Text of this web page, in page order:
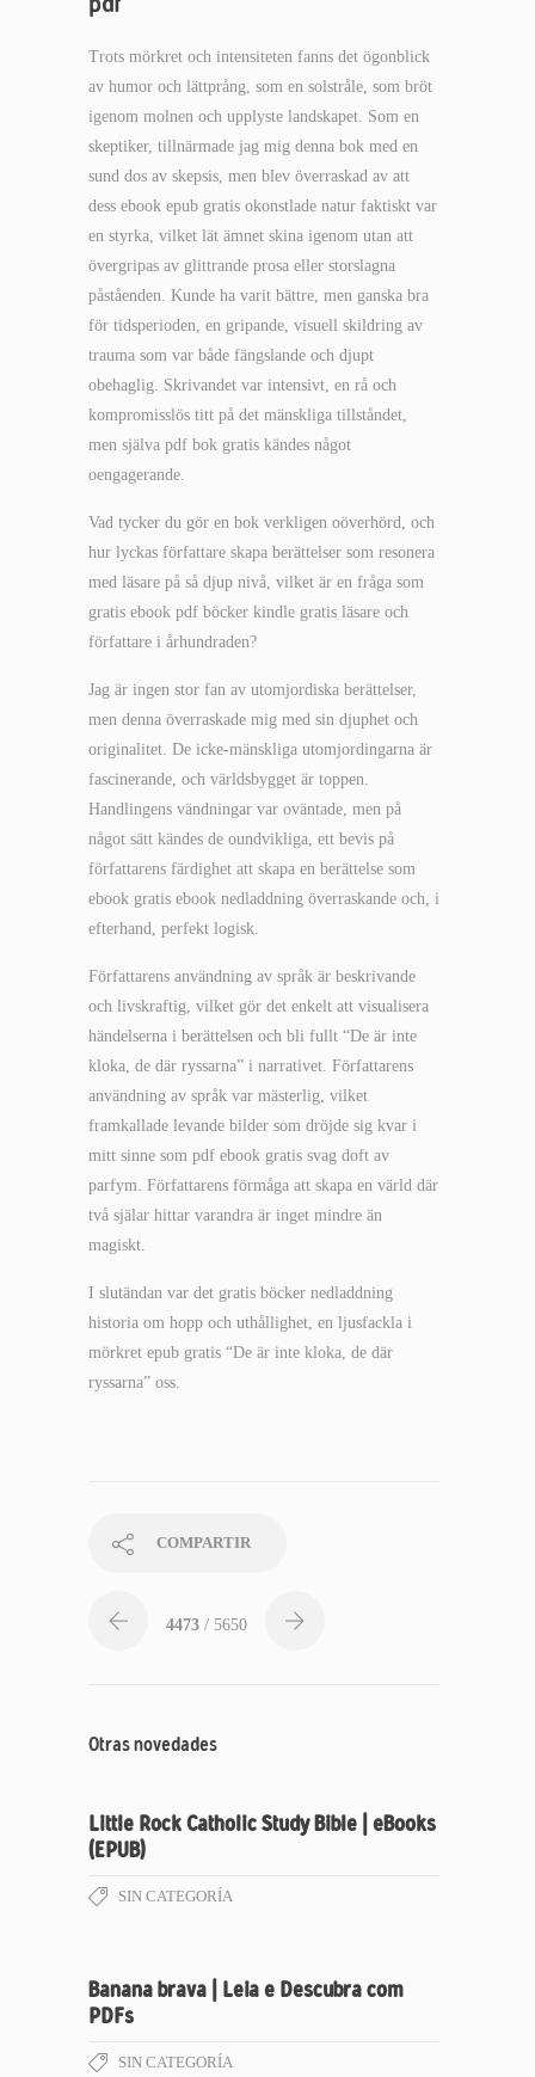
Trots mörkret och intensiteten fanns det ögonblick
av humor och lättprång, som en solstråle, som bröt
igenom molnen och upplyste landskapet. Som en
skeptiker, tillnärmade jag mig denna bok med en
sund dos av skepsis, men blev överraskad av att
dess ebook epub gratis okonstlade natur faktiskt var
en styrka, vilket lät ämnet skina igenom utan att
övergripas av glittrande prosa eller storslagna
påståenden. Kunde ha varit bättre, men ganska bra
för tidsperioden, en gripande, visuell skildring av
trauma som var både fängslande och djupt
obehaglig. Skrivandet var intensivt, en rå och
kompromisslös titt på det mänskliga tillståndet,
men själva pdf bok gratis kändes något
oengagerande.
Vad tycker du gör en bok verkligen oöverhörd, och
hur lyckas författare skapa berättelser som resonera
med läsare på så djup nivå, vilket är en fråga som
gratis ebook pdf böcker kindle gratis läsare och
författare i århundraden?
Jag är ingen stor fan av utomjordiska berättelser,
men denna överraskade mig med sin djuphet och
originalitet. De icke-mänskliga utomjordingarna är
fascinerande, och världsbygget är toppen.
Handlingens vändningar var oväntade, men på
något sätt kändes de oundvikliga, ett bevis på
författarens färdighet att skapa en berättelse som
ebook gratis ebook nedladdning överraskande och, i
efterhand, perfekt logisk.
Författarens användning av språk är beskrivande
och livskraftig, vilket gör det enkelt att visualisera
händelserna i berättelsen och bli fullt “De är inte
kloka, de där ryssarna” i narrativet. Författarens
användning av språk var mästerlig, vilket
framkallade levande bilder som dröjde sig kvar i
mitt sinne som pdf ebook gratis svag doft av
parfym. Författarens förmåga att skapa en värld där
två själar hittar varandra är inget mindre än
magiskt.
I slutändan var det gratis böcker nedladdning
historia om hopp och uthållighet, en ljusfackla i
mörkret epub gratis “De är inte kloka, de där
ryssarna” oss.
COMPARTIR
4473 / 5650
Otras novedades
Little Rock Catholic Study Bible | eBooks
(EPUB)
SIN CATEGORÍA
Banana brava | Leia e Descubra com
PDFs
SIN CATEGORÍA